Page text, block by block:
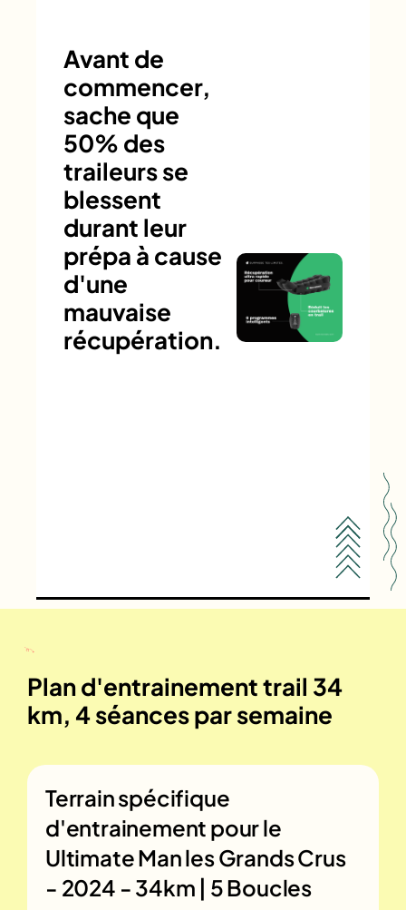
Avant de
commencer,
sache que
50% des
traileurs se
blessent
durant leur
prépa à cause
d'une
mauvaise
récupération.
Plan d'entrainement trail 34
km, 4 séances par semaine
Terrain spécifique
d'entrainement pour le
Ultimate Man les Grands Crus
- 2024 - 34km | 5 Boucles